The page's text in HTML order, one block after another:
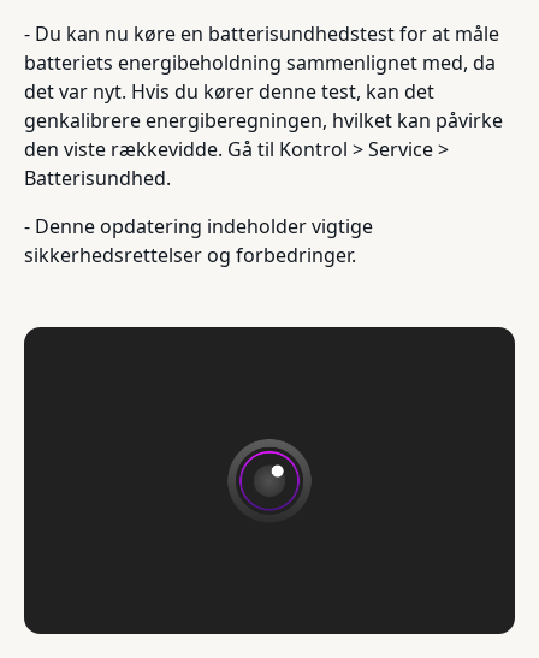
- Du kan nu køre en batterisundhedstest for at måle
batteriets energibeholdning sammenlignet med, da
det var nyt. Hvis du kører denne test, kan det
genkalibrere energiberegningen, hvilket kan påvirke
den viste rækkevidde. Gå til Kontrol > Service >
Batterisundhed.
- Denne opdatering indeholder vigtige
sikkerhedsrettelser og forbedringer.